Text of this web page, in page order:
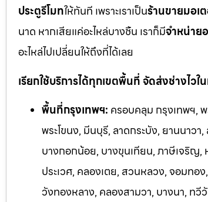
ประตูรีโมทให้ทันที เพราะเราเป็นร้านขายมอเ
นาด หากเสียแค่อะไหล่บางชิ้น เราก็มีจำหน่าย
อะไหล่ไปเปลี่ยนให้ถึงที่ได้เลย
เรียกใช้บริการได้ทุกเขตพื้นที่ จัดส่งช่างไวใ
พื้นที่กรุงเทพฯ: ครอบคลุม กรุงเทพฯ,
พระโขนง, มีนบุรี, ลาดกระบัง, ยานนา
บางกอกน้อย, บางขุนเทียน, ภาษีเจริญ
ประเวศ, คลองเตย, สวนหลวง, จอมทอ
วังทองหลาง, คลองสามวา, บางนา, ทวี